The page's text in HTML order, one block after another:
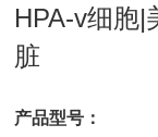
HPA-v细胞|
脏
产品型号：